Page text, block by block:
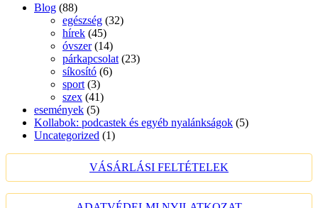
Blog (88)
egészség (32)
hírek (45)
óvszer(14)
párkapcsolat (23)
síkosító (6)
sport (3)
szex (41)
események (5)
Kollabok: podcastek és egyéb nyalánkságok (5)
Uncategorized (1)
VÁSÁRLÁSI FELTÉTELEK